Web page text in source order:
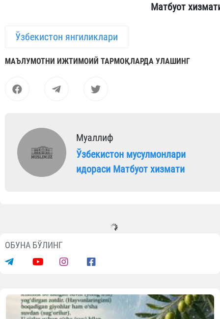
Матбуот
Ўзбекистон янгиликлари
МАЪЛУМОТНИ ИЖТИМОИЙ ТАРМОҚЛАРДА УЛАШИНГ
Муаллиф
Ўзбекистон мусулмонлари
идораси Матбуот хизмати
ОБУНА БЎЛИНГ